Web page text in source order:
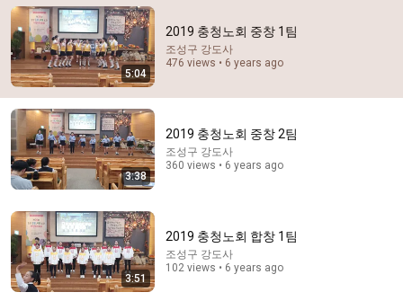
공부 잘하는 여자를 반기지 않던 시절에 서울대 전체 수
석하고 세계적인 명성까지 얻었는데 왜?｜노벨상도 7
성급 호텔도 부럽지 않은 어느 학자의 품격｜여백서원
｜건축탐구 집｜#골라듄다큐
EBSDocumentary (EBS 다큐) • 3M views
5:04
2019 충청노회 중창 1팀
조성구 강도사
476 views • 6 years ago
3:38
2019 충청노회 중창 2팀
조성구 강도사
360 views • 6 years ago
3:51
2019 충청노회 합창 1팀
조성구 강도사
102 views • 6 years ago